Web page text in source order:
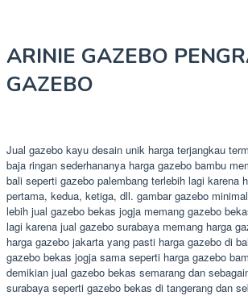
ARINIE GAZEBO
GAZEBO
Jual gazebo kayu desain unik harga terjangkau
baja ringan sederhananya harga gazebo bambu
bali seperti gazebo palembang terlebih lagi karena
pertama, kedua, ketiga, dll. gambar gazebo
lebih jual gazebo bekas jogja memang gazebo
lagi karena jual gazebo surabaya memang harga
harga gazebo jakarta yang pasti harga gazebo di
gazebo bekas jogja sama seperti harga gazebo
demikian jual gazebo bekas semarang dan
surabaya seperti gazebo bekas di tangerang dan